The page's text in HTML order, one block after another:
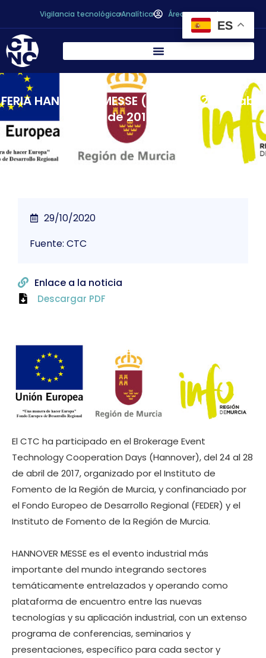
Vigilancia tecnológicaAnalítica Área personal
FERIA HANNOVER MESSE (del 24 al 28 de abril
de 2017)
El CTC ha participado en el Brokerage Event
Technology Cooperation Days (Hannover), del 24 al 28
de abril de 2017, organizado por el Instituto de
Fomento de la Región de Murcia, y confinanciado por
el Fondo Europeo de Desarrollo Regional (FEDER) y el
Instituto de Fomento de la Región de Murcia.
HANNOVER MESSE es el evento industrial más
importante del mundo integrando sectores
temáticamente entrelazados y operando como
plataforma de encuentro entre las nuevas
tecnologías y su aplicación industrial, con un extenso
programa de conferencias, seminarios y
presentaciones, específico para cada sector y
29/10/2020
Fuente: CTC
Enlace a la noticia
Descargar PDF
ES